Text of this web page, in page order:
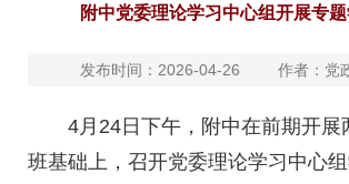
附中党委理论学习中心组开展专
发布时间：2026-04-26 作者：党
4月24日下午，附中在前期开展
班基础上，召开党委理论学习中心